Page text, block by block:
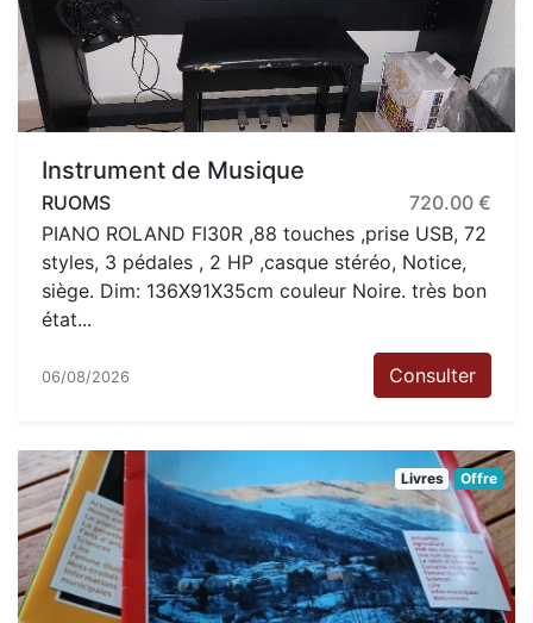
Instrument de Musique
RUOMS
720.00 €
PIANO ROLAND FI30R ,88 touches ,prise USB, 72
styles, 3 pédales , 2 HP ,casque stéréo, Notice,
siège. Dim: 136X91X35cm couleur Noire. très bon
état...
06/08/2026 Consulter
Livres Offre